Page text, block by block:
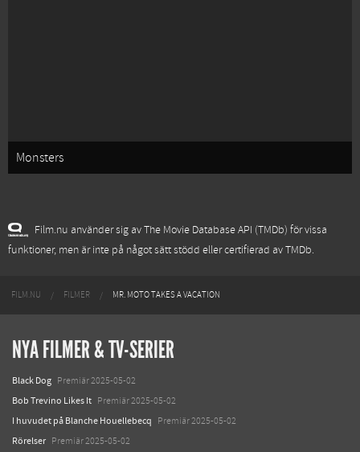
Monsters
Film.nu använder sig av The Movie Database API (TMDb) för vissa
funktioner, men är inte på något sätt stödd eller certifierad av TMDb.
FILM.NU FILMER MR. MOTO TAKES A VACATION
NYA FILMER & TV-SERIER
Black Dog Premiär 2025-05-02
Bob Trevino Likes It Premiär 2025-05-02
I huvudet på Blanche Houellebecq Premiär 2025-05-02
Rörelser Premiär 2025-05-02